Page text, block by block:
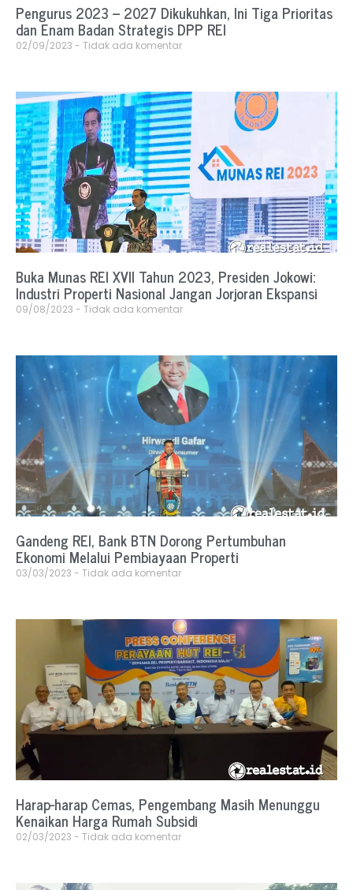
Pengurus 2023 – 2027 Dikukuhkan, Ini Tiga Prioritas
dan Enam Badan Strategis DPP REI
02/09/2023 Tidak ada komentar
Buka Munas REI XVII Tahun 2023, Presiden Jokowi:
Industri Properti Nasional Jangan Jorjoran Ekspansi
09/08/2023 Tidak ada komentar
Gandeng REI, Bank BTN Dorong Pertumbuhan
Ekonomi Melalui Pembiayaan Properti
03/03/2023 Tidak ada komentar
Harap-harap Cemas, Pengembang Masih Menunggu
Kenaikan Harga Rumah Subsidi
02/03/2023 Tidak ada komentar